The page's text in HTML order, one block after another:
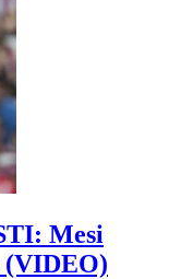
Mesi
(VIDEO)